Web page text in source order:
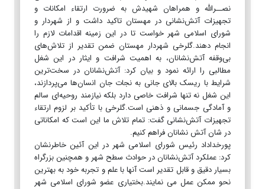
نصــرالله و همراهان شهیدش به ضرورت ارتقاء امکانات و
تجهیزات آتش‌نشانی در مهستان تاکید داشت و از شهردار و
شورای اسلامی شهر خواست تا در این زمینه اقدامات لازم را
انجام دهند.گلرخی شهردار مهستان ضمن تقدیر از تلاش‌های
بی‌وقفه آتش‌نشانان، به اهمیت شرافت و ایثار در این شغل
مطالبی را ارائه نمود و بیان کرد: آتش‌نشانان در سخت‌ترین
شرایط با ریسک بالای جانی به نجات جان انسان‌ها می‌پردازند،
این شغل نه تنها شرافت خاصی دارد بلکه نیازمند روحیه‌ای سالم
و آمادگی جسمانی و ذهنی است.گلرخی با تأکید بر لزوم ارتقاء
تجهیزات آتش‌نشانی گفت: تمام تلاش ما این است که امکاناتی
در شان آتش نشانان فراهم کنیم.
پورخداداد رئیس شورای اسلامی شهر در این آئین خاطرنشان
کرد: عملکرد آتش‌نشانان در حوادث سطح شهر و همچنین بزرگراه
بسیار دقیق و قابل تقدیر است آنها با علم و تجربه خود به بهترین
نحو ممکن عمل می نمایند.بختیاری عضو شورای اسلامی شهر